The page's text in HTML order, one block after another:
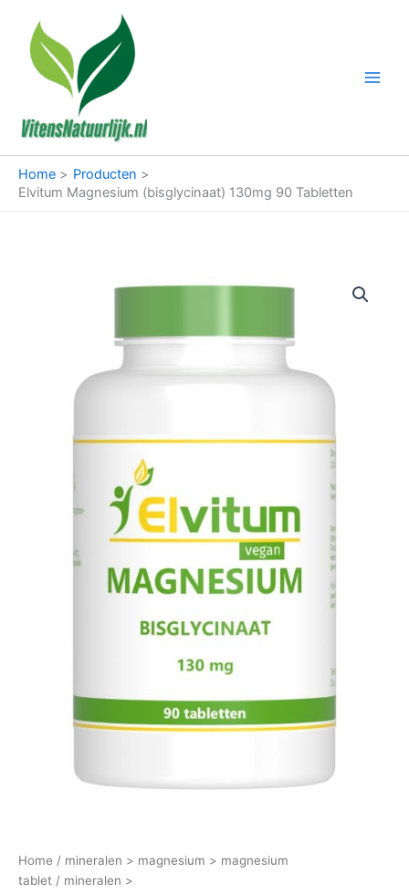
inhoud
Home
Producten
Elvitum Magnesium (bisglycinaat) 130mg 90 Tabletten
Home / mineralen > magnesium > magnesium
tablet / mineralen >